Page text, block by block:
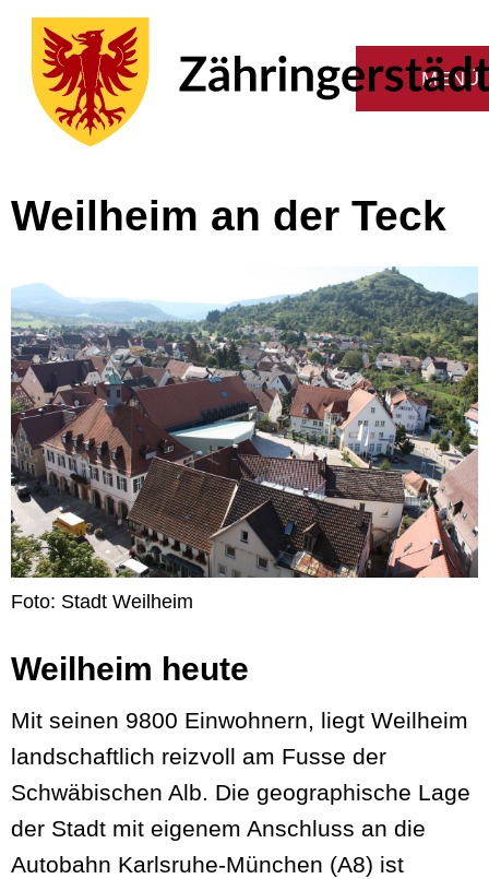
Weilheim an der Teck
Foto: Stadt Weilheim
Weilheim heute
Mit seinen 9800 Einwohnern, liegt Weilheim
landschaftlich reizvoll am Fusse der
Schwäbischen Alb. Die geographische Lage
der Stadt mit eigenem Anschluss an die
Autobahn Karlsruhe-München (A8) ist